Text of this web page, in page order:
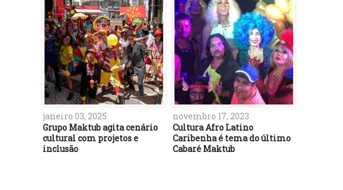
janeiro 03, 2025
Grupo Maktub agita cenário
cultural com projetos e
inclusão
novembro 17, 2023
Cultura Afro Latino
Caribenha é tema do último
Cabaré Maktub